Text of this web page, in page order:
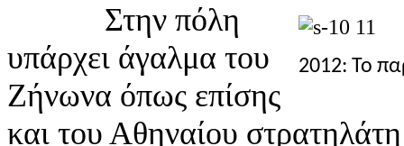
2012: Το
Στην πόλη
υπάρχει άγαλμα του
Ζήνωνα όπως επίσης
και του Αθηναίου